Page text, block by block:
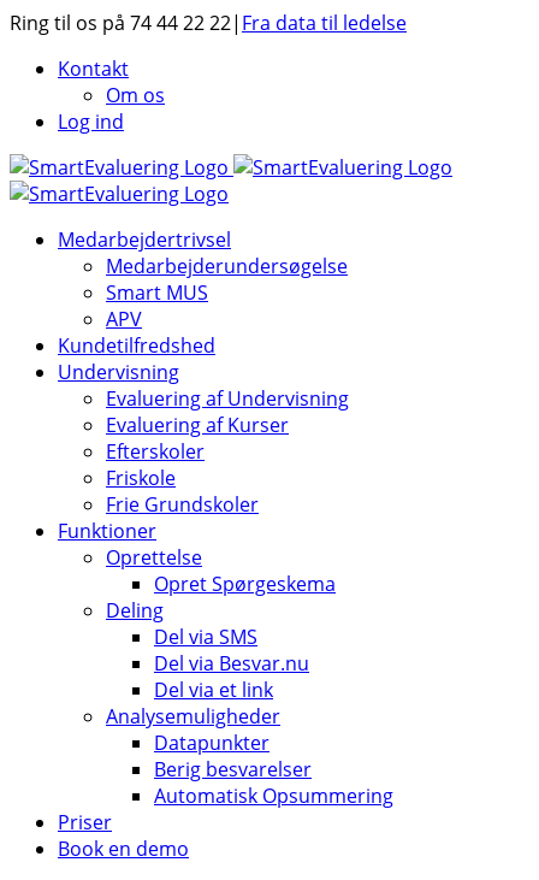
Skip
content
Ring til os på 74 44 22 22| Fra data til ledelse
Kontakt
Om os
Log ind
Medarbejdertrivsel
Medarbejderundersøgelse
Smart MUS
APV
Kundetilfredshed
Undervisning
Evaluering af Undervisning
Evaluering af Kurser
Efterskoler
Friskole
Frie Grundskoler
Funktioner
Oprettelse
Opret Spørgeskema
Deling
Del via SMS
Del via Besvar.nu
Del via et link
Analysemuligheder
Datapunkter
Berig besvarelser
Automatisk Opsummering
Priser
Book en demo